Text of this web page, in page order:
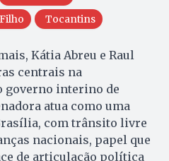
Tocantins
Kátia Abreu e Raul
centrais na
governo interino de
atua como uma
com trânsito livre
nacionais, papel que
de articulação política